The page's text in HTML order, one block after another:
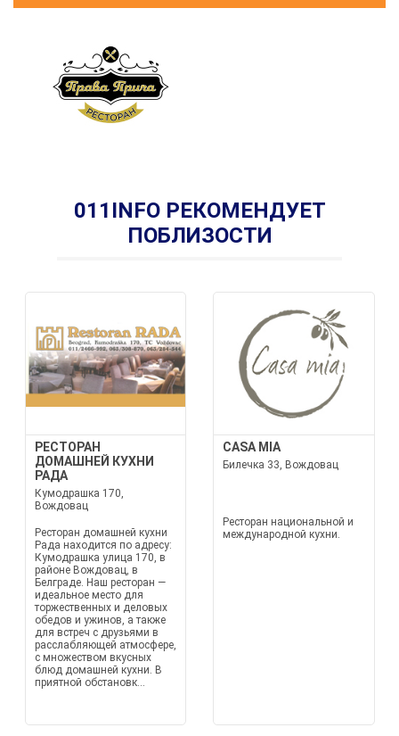
011INFO РЕКОМЕНДУЕТ
ПОБЛИЗОСТИ
РЕСТОРАН
ДОМАШНЕЙ КУХНИ
РАДА
Кумодрашка 170,
Вождовац
Ресторан домашней кухни
Рада находится по адресу:
Кумодрашка улица 170, в
районе Вождовац, в
Белграде. Наш ресторан —
идеальное место для
торжественных и деловых
обедов и ужинов, а также
для встреч с друзьями в
расслабляющей атмосфере,
с множеством вкусных
блюд домашней кухни. В
приятной обстановк...
CASA MIA
Билечка 33, Вождовац
Ресторан национальной и
международной кухни.